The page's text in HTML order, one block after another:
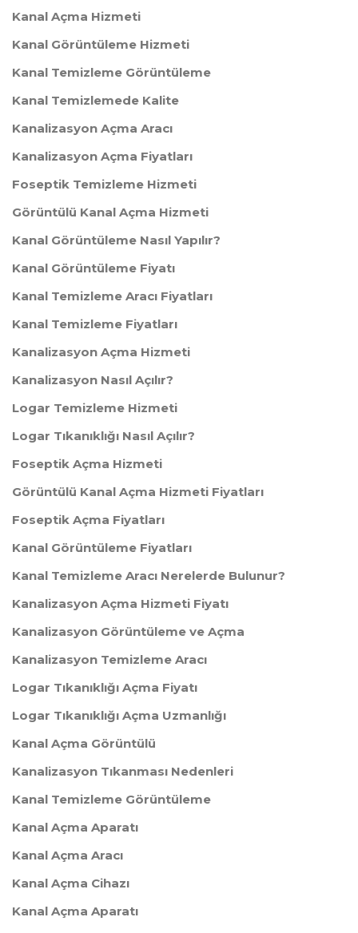
Kanal Açma Hizmeti
Kanal Görüntüleme Hizmeti
Kanal Temizleme Görüntüleme
Kanal Temizlemede Kalite
Kanalizasyon Açma Aracı
Kanalizasyon Açma Fiyatları
Foseptik Temizleme Hizmeti
Görüntülü Kanal Açma Hizmeti
Kanal Görüntüleme Nasıl Yapılır?
Kanal Görüntüleme Fiyatı
Kanal Temizleme Aracı Fiyatları
Kanal Temizleme Fiyatları
Kanalizasyon Açma Hizmeti
Kanalizasyon Nasıl Açılır?
Logar Temizleme Hizmeti
Logar Tıkanıklığı Nasıl Açılır?
Foseptik Açma Hizmeti
Görüntülü Kanal Açma Hizmeti Fiyatları
Foseptik Açma Fiyatları
Kanal Görüntüleme Fiyatları
Kanal Temizleme Aracı Nerelerde Bulunur?
Kanalizasyon Açma Hizmeti Fiyatı
Kanalizasyon Görüntüleme ve Açma
Kanalizasyon Temizleme Aracı
Logar Tıkanıklığı Açma Fiyatı
Logar Tıkanıklığı Açma Uzmanlığı
Kanal Açma Görüntülü
Kanalizasyon Tıkanması Nedenleri
Kanal Temizleme Görüntüleme
Kanal Açma Aparatı
Kanal Açma Aracı
Kanal Açma Cihazı
Kanal Açma Aparatı